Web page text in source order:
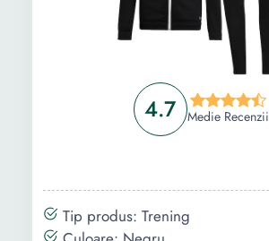
4.7 Medie Recenzii
Tip produs: Trening